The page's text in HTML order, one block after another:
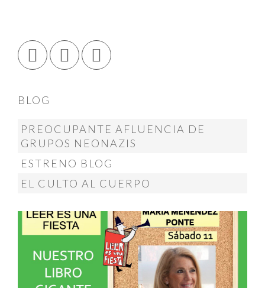
BLOG
PREOCUPANTE AFLUENCIA DE
GRUPOS NEONAZIS
ESTRENO BLOG
EL CULTO AL CUERPO
@menendez_ponte